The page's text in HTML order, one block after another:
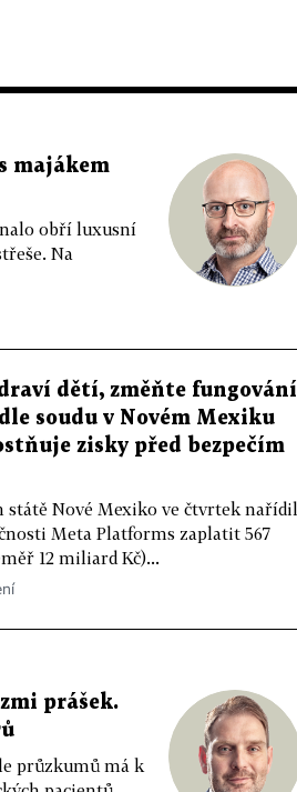
majákem
obří luxusní
Na
dětí, změňte fungování
soudu v Novém Mexiku
zisky před bezpečím
státě Nové Mexiko ve čtvrtek nařídil
Meta Platforms zaplatit 567
12 miliard Kč)...
prášek.
průzkumů má k